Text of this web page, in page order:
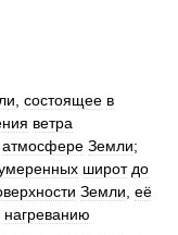
состоящее в
ветра
атмосфере Земли;
широт до
Земли её
нагреванию